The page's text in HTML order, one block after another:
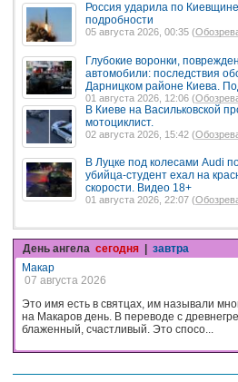
Россия ударила по
подробности
05 августа 2026, 00:35 (
Глубокие воронки,
автомобили: последствия
Дарницком районе Киева.
01 августа 2026, 12:06 (
В Киеве на Васильковской
мотоциклист.
02 августа 2026, 15:42 (
В Луцке под колесами Audi
убийца-студент ехал на
скорости. Видео 18+
01 августа 2026, 22:07 (
День ангела сегодня
завтра
Макар
07 августа 2026
Это имя есть в святцах, им называли
на Макаров день. В переводе с
блаженный, счастливый. Это спосо...